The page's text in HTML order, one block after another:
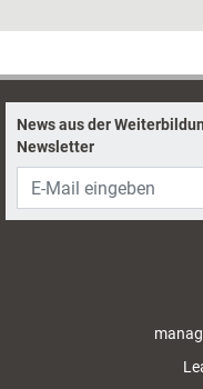
News aus der
Newsletter